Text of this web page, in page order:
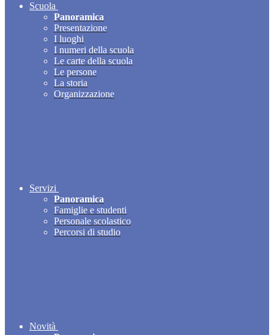
Scuola
Panoramica
Presentazione
I luoghi
I numeri della scuola
Le carte della scuola
Le persone
La storia
Organizzazione
Servizi
Panoramica
Famiglie e studenti
Personale scolastico
Percorsi di studio
Novità